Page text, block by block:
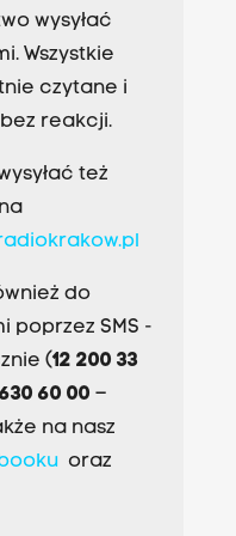
wysyłać
Wszystkie
czytane i
reakcji.
też
do
poprzez SMS -
(12 200 33
60 00 –
na nasz
oraz